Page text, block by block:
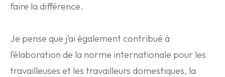
faire la différence.
Je pense que j’ai également contribué à
l’élaboration de la norme internationale pour les
travailleuses et les travailleurs domestiques, la